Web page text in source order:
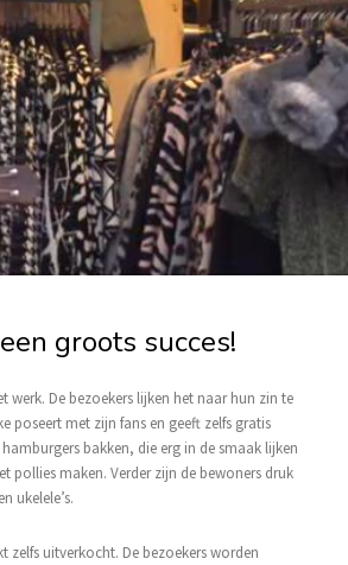
groots succes!
werk. De bezoekers lijken het naar hun zin te
poseert met zijn fans en geeft zelfs gratis
bakken, die erg in de smaak lijken
pollies maken. Verder zijn de bewoners druk
ukelele’s.
zelfs uitverkocht. De bezoekers worden